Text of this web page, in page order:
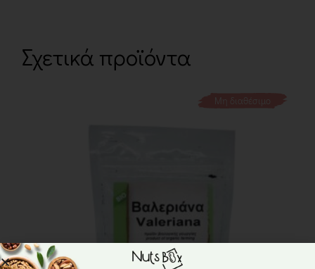
Σχετικά προϊόντα
Μη διαθέσιμο